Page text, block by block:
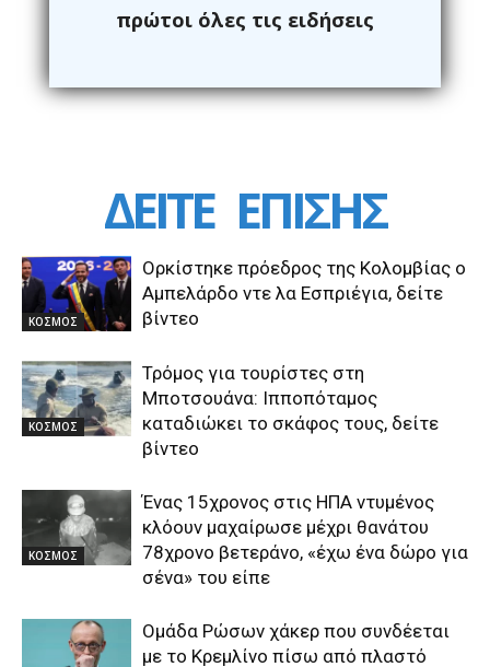
πρώτοι όλες τις ειδήσεις
ΔΕΙΤΕ ΕΠΙΣΗΣ
ΚΟΣΜΟΣ
Ορκίστηκε πρόεδρος της Κολομβίας ο
Αμπελάρδο ντε λα Εσπριέγια, δείτε
βίντεο
ΚΟΣΜΟΣ
Τρόμος για τουρίστες στη
Μποτσουάνα: Ιπποπόταμος
καταδιώκει το σκάφος τους, δείτε
βίντεο
ΚΟΣΜΟΣ
Ένας 15χρονος στις ΗΠΑ ντυμένος
κλόουν μαχαίρωσε μέχρι θανάτου
78χρονο βετεράνο, «έχω ένα δώρο για
σένα» του είπε
Ομάδα Ρώσων χάκερ που συνδέεται
με το Κρεμλίνο πίσω από πλαστό